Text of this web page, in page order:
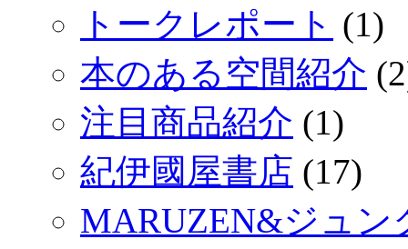
トークレポート (1)
本のある空間紹介
注目商品紹介 (1)
紀伊國屋書店 (17)
MARUZEN&ジュン